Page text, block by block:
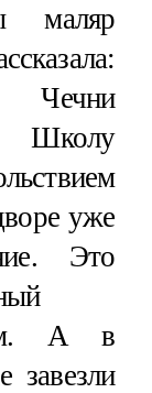
маляр
Школу
уже
Это
А в
завезли